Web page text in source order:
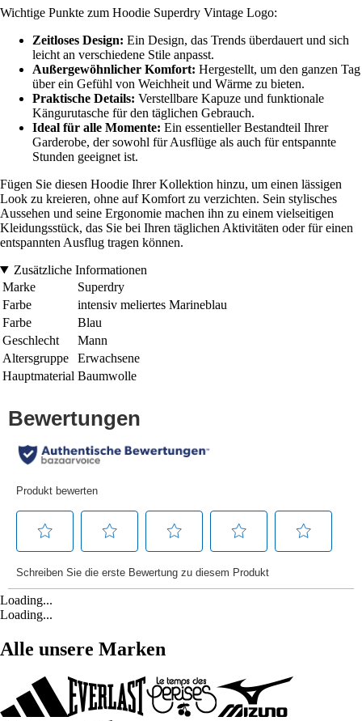
Wichtige Punkte zum Hoodie Superdry Vintage Logo:
Zeitloses Design: Ein Design, das Trends überdauert und sich
leicht an verschiedene Stile anpasst.
Außergewöhnlicher Komfort: Hergestellt, um den ganzen Tag
über ein Gefühl von Weichheit und Wärme zu bieten.
Praktische Details: Verstellbare Kapuze und funktionale
Kängurutasche für den täglichen Gebrauch.
Ideal für alle Momente: Ein essentieller Bestandteil Ihrer
Garderobe, der sowohl für Ausflüge als auch für entspannte
Stunden geeignet ist.
Fügen Sie diesen Hoodie Ihrer Kollektion hinzu, um einen lässigen
Look zu kreieren, ohne auf Komfort zu verzichten. Sein stylisches
Aussehen und seine Ergonomie machen ihn zu einem vielseitigen
Kleidungsstück, das Sie bei Ihren täglichen Aktivitäten oder für einen
entspannten Ausflug tragen können.
Zusätzliche Informationen
Marke
Superdry
Farbe
intensiv meliertes Marineblau
Farbe
Blau
Geschlecht
Mann
Altersgruppe
Erwachsene
Hauptmaterial Baumwolle
Loading...
Loading...
Alle unsere Marken